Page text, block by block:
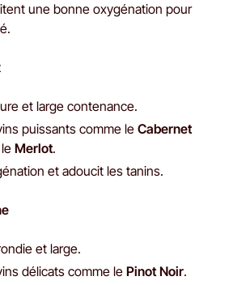
une bonne oxygénation pour
et large contenance.
puissants comme le Cabernet
Merlot.
et adoucit les tanins.
et large.
délicats comme le Pinot Noir.